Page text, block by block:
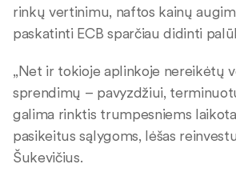
rinkų vertinimu, naftos kainų
paskatinti ECB sparčiau didinti
„Net ir tokioje aplinkoje nereikėtų
sprendimų – pavyzdžiui,
galima rinktis trumpesniems
pasikeitus sąlygoms, lėšas
Šukevičius.